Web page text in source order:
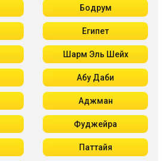
Бодрум
Египет
Шарм Эль Шейх
Абу Даби
Аджман
Фуджейра
Паттайя